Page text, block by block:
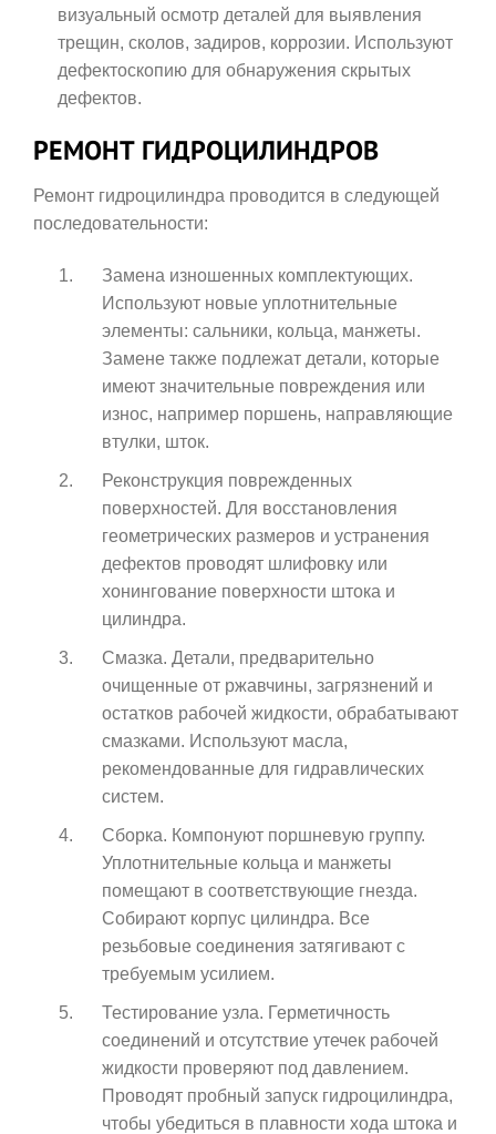
визуальный осмотр деталей для выявления
трещин, сколов, задиров, коррозии. Используют
дефектоскопию для обнаружения скрытых
дефектов.
РЕМОНТ ГИДРОЦИЛИНДРОВ
Ремонт гидроцилиндра проводится в следующей
последовательности:
Замена изношенных комплектующих.
Используют новые уплотнительные
элементы: сальники, кольца, манжеты.
Замене также подлежат детали, которые
имеют значительные повреждения или
износ, например поршень, направляющие
втулки, шток.
Реконструкция поврежденных
поверхностей. Для восстановления
геометрических размеров и устранения
дефектов проводят шлифовку или
хонингование поверхности штока и
цилиндра.
Смазка. Детали, предварительно
очищенные от ржавчины, загрязнений и
остатков рабочей жидкости, обрабатывают
смазками. Используют масла,
рекомендованные для гидравлических
систем.
Сборка. Компонуют поршневую группу.
Уплотнительные кольца и манжеты
помещают в соответствующие гнезда.
Собирают корпус цилиндра. Все
резьбовые соединения затягивают с
требуемым усилием.
Тестирование узла. Герметичность
соединений и отсутствие утечек рабочей
жидкости проверяют под давлением.
Проводят пробный запуск гидроцилиндра,
чтобы убедиться в плавности хода штока и